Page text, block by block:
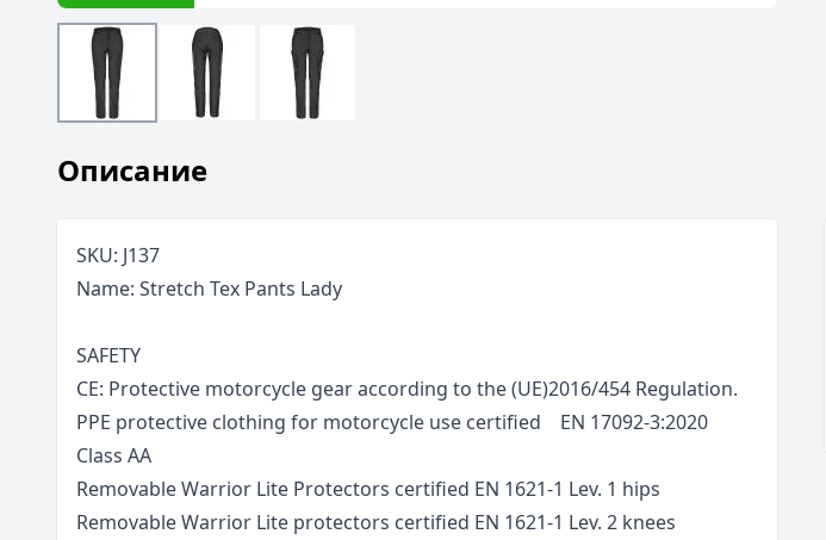
Описание
SKU: J137
Name: Stretch Tex Pants Lady
SAFETY
CE: Protective motorcycle gear according to the (UE)2016/454 Regulation.
PPE protective clothing for motorcycle use certified EN 17092-3:2020
Class AA
Removable Warrior Lite Protectors certified EN 1621-1 Lev. 1 hips
Removable Warrior Lite protectors certified EN 1621-1 Lev. 2 knees